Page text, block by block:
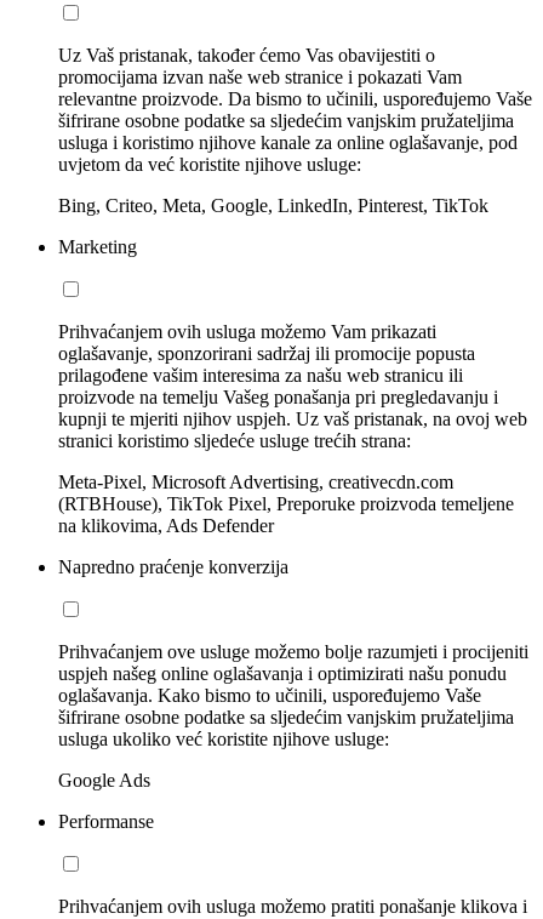
Uz Vaš pristanak, također ćemo Vas obavijestiti o
promocijama izvan naše web stranice i pokazati Vam
relevantne proizvode. Da bismo to učinili, uspoređujemo Vaše
šifrirane osobne podatke sa sljedećim vanjskim pružateljima
usluga i koristimo njihove kanale za online oglašavanje, pod
uvjetom da već koristite njihove usluge:
Bing, Criteo, Meta, Google, LinkedIn, Pinterest, TikTok
Marketing
Prihvaćanjem ovih usluga možemo Vam prikazati
oglašavanje, sponzorirani sadržaj ili promocije popusta
prilagođene vašim interesima za našu web stranicu ili
proizvode na temelju Vašeg ponašanja pri pregledavanju i
kupnji te mjeriti njihov uspjeh. Uz vaš pristanak, na ovoj web
stranici koristimo sljedeće usluge trećih strana:
Meta-Pixel, Microsoft Advertising, creativecdn.com
(RTBHouse), TikTok Pixel, Preporuke proizvoda temeljene
na klikovima, Ads Defender
Napredno praćenje konverzija
Prihvaćanjem ove usluge možemo bolje razumjeti i procijeniti
uspjeh našeg online oglašavanja i optimizirati našu ponudu
oglašavanja. Kako bismo to učinili, uspoređujemo Vaše
šifrirane osobne podatke sa sljedećim vanjskim pružateljima
usluga ukoliko već koristite njihove usluge:
Google Ads
Performanse
Prihvaćanjem ovih usluga možemo pratiti ponašanje klikova i